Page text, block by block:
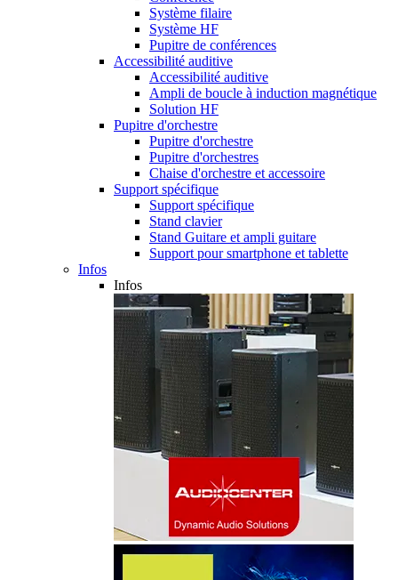
Système filaire
Système HF
Pupitre de conférences
Accessibilité auditive
Accessibilité auditive
Ampli de boucle à induction magnétique
Solution HF
Pupitre d'orchestre
Pupitre d'orchestre
Pupitre d'orchestres
Chaise d'orchestre et accessoire
Support spécifique
Support spécifique
Stand clavier
Stand Guitare et ampli guitare
Support pour smartphone et tablette
Infos
Infos